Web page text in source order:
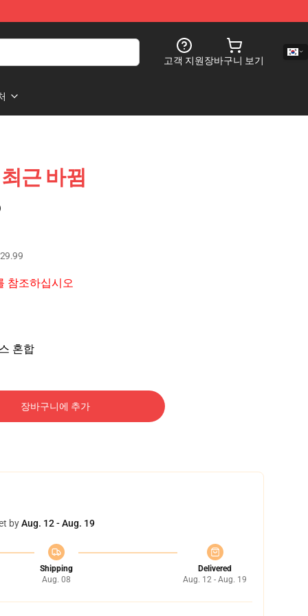
고객 지원장바구니 보기
근 바뀜
참조하십시오
혼합
장바구니에 추가
byAug. 12 - Aug. 19
Shipping
Aug. 08
Delivered
Aug. 12 - Aug. 19